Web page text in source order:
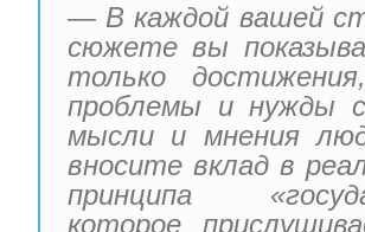
— В каждой вашей
сюжете вы
только
проблемы и нужды
мысли и мнения
вносите вклад в
принципа
которое